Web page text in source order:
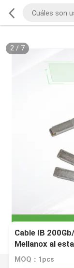
2/ 7
Cable IB
Mellanox al
HDR100 MMF
MOQ：1pcs